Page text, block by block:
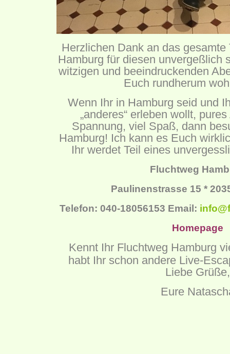
Herzlichen Dank an das gesamte
Hamburg für diesen unvergeßlich
witzigen und beeindruckenden
Euch rundherum
Wenn Ihr in Hamburg seid und
„anderes“ erleben wollt,
Spannung, viel Spaß, dann
Hamburg! Ich kann es Euch
Ihr werdet Teil eines
Fluchtweg
Paulinenstrasse 15 *
Telefon: 040-18056153 Email:
Homepage
Kennt Ihr Fluchtweg Hamburg
habt Ihr schon andere Live-
Liebe Grüße,
Eure